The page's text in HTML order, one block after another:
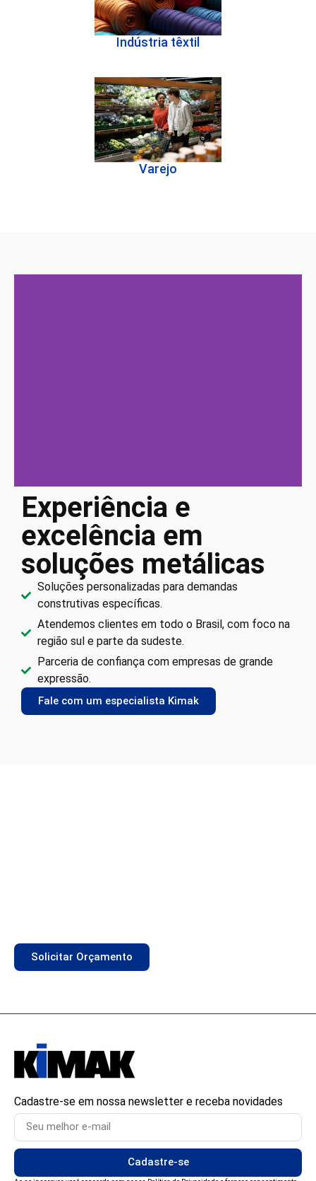
Indústria têxtil
Varejo
Experiência e
excelência em
soluções metálicas
Soluções personalizadas para demandas
construtivas específicas.
Atendemos clientes em todo o Brasil, com foco na
região sul e parte da sudeste.
Parceria de confiança com empresas de grande
expressão.
Fale com um especialista Kimak
Solicitar Orçamento
Cadastre-se em nossa newsletter e receba novidades
Cadastre-se